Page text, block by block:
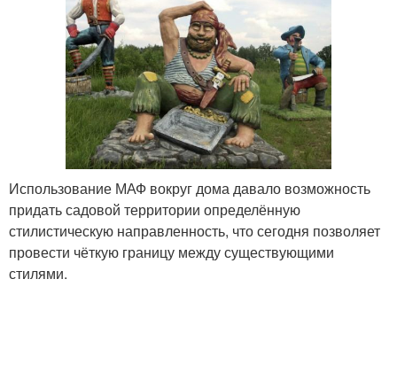
Использование МАФ вокруг дома давало возможность
придать садовой территории определённую
стилистическую направленность, что сегодня позволяет
провести чёткую границу между существующими
стилями.